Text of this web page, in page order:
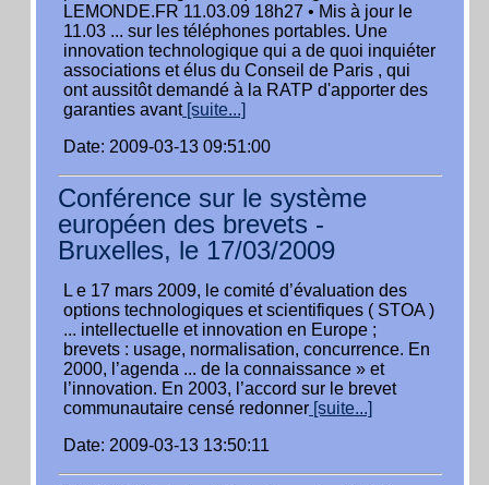
LEMONDE.FR 11.03.09 18h27 • Mis à jour le
11.03 ... sur les téléphones portables. Une
innovation technologique qui a de quoi inquiéter
associations et élus du Conseil de Paris , qui
ont aussitôt demandé à la RATP d'apporter des
garanties avant[suite...]
Date: 2009-03-13 09:51:00
Conférence sur le système
européen des brevets -
Bruxelles, le 17/03/2009
L e 17 mars 2009, le comité d’évaluation des
options technologiques et scientifiques ( STOA )
... intellectuelle et innovation en Europe ;
brevets : usage, normalisation, concurrence. En
2000, l’agenda ... de la connaissance » et
l’innovation. En 2003, l’accord sur le brevet
communautaire censé redonner [suite...]
Date: 2009-03-13 13:50:11